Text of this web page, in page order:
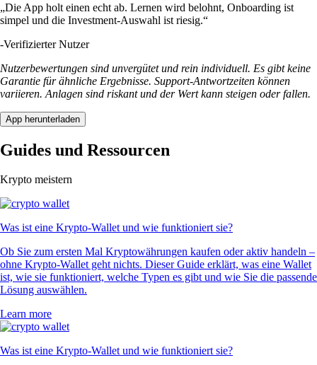
„Die App holt einen echt ab. Lernen wird belohnt, Onboarding ist
simpel und die Investment-Auswahl ist riesig.“
-Verifizierter Nutzer
Nutzerbewertungen sind unvergütet und rein individuell. Es gibt keine
Garantie für ähnliche Ergebnisse. Support-Antwortzeiten können
variieren. Anlagen sind riskant und der Wert kann steigen oder fallen.
App herunterladen
Guides und Ressourcen
Krypto meistern
Was ist eine Krypto-Wallet und wie funktioniert sie?
Ob Sie zum ersten Mal Kryptowährungen kaufen oder aktiv handeln –
ohne Krypto-Wallet geht nichts. Dieser Guide erklärt, was eine Wallet
ist, wie sie funktioniert, welche Typen es gibt und wie Sie die passende
Lösung auswählen.
Learn more
Was ist eine Krypto-Wallet und wie funktioniert sie?